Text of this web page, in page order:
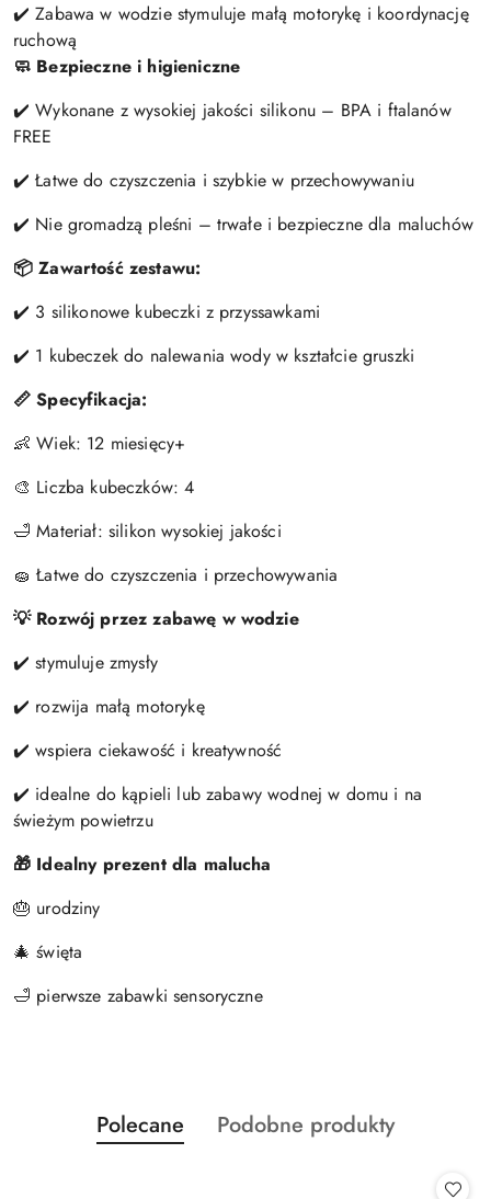
✔️ Zabawa w wodzie stymuluje małą motorykę i koordynację
ruchową
🧼 Bezpieczne i higieniczne
✔️ Wykonane z wysokiej jakości silikonu – BPA i ftalanów
FREE
✔️ Łatwe do czyszczenia i szybkie w przechowywaniu
✔️ Nie gromadzą pleśni – trwałe i bezpieczne dla maluchów
📦 Zawartość zestawu:
✔️ 3 silikonowe kubeczki z przyssawkami
✔️ 1 kubeczek do nalewania wody w kształcie gruszki
📏 Specyfikacja:
👶 Wiek: 12 miesięcy+
🎨 Liczba kubeczków: 4
🛁 Materiał: silikon wysokiej jakości
🧽 Łatwe do czyszczenia i przechowywania
💡 Rozwój przez zabawę w wodzie
✔️ stymuluje zmysły
✔️ rozwija małą motorykę
✔️ wspiera ciekawość i kreatywność
✔️ idealne do kąpieli lub zabawy wodnej w domu i na
świeżym powietrzu
🎁 Idealny prezent dla malucha
🎂 urodziny
🎄 święta
🛁 pierwsze zabawki sensoryczne
Pomiń karuzelę produktów
Produkty
o
Polecane
Produkty
Podobne produkty